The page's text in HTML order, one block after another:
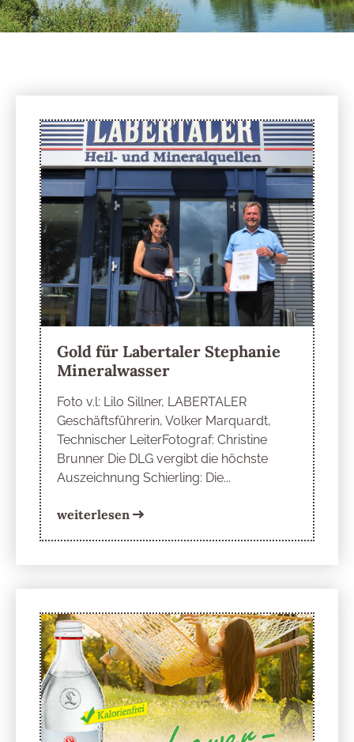
Gold für Labertaler Stephanie
Mineralwasser
Foto v.l: Lilo Sillner, LABERTALER
Geschäftsführerin, Volker Marquardt,
Technischer LeiterFotograf: Christine
Brunner Die DLG vergibt die höchste
Auszeichnung Schierling: Die...
weiterlesen